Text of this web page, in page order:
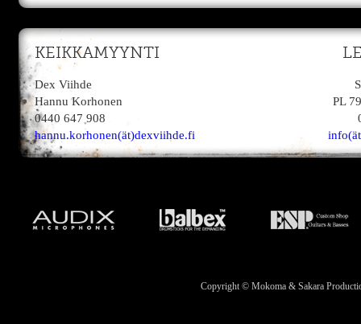
KEIKKAMYYNTI
Dex Viihde
Hannu Korhonen
0440 647 908
hannu.korhonen(ät)dexviihde.fi
PL
Copyright © Mokoma & Sakara